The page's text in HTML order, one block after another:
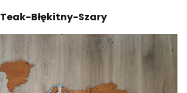
Teak-Błękitny-Szary